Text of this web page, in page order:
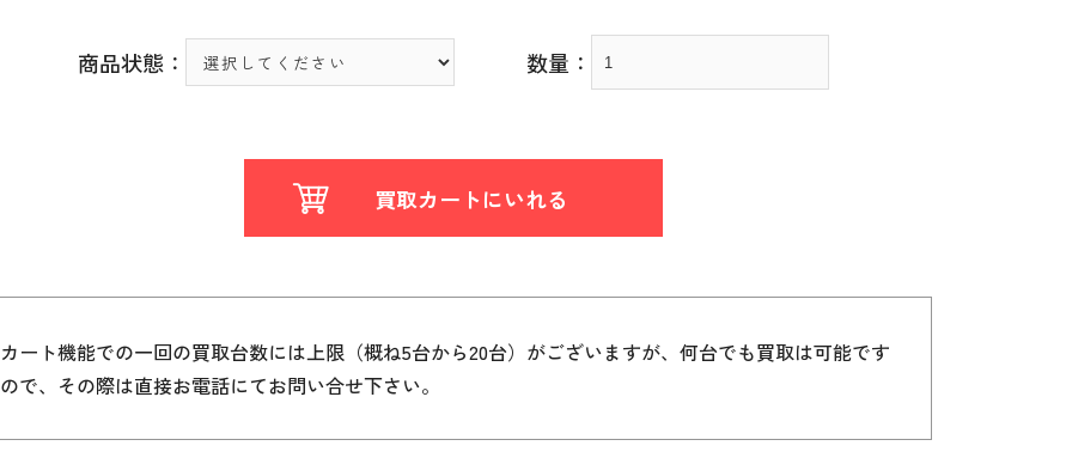
商品状態： 数量：
買取カートにいれる
カート機能での一回の買取台数には上限（概ね5台から20台）がございますが、何台でも買取は可能です
ので、その際は直接お電話にてお問い合せ下さい。